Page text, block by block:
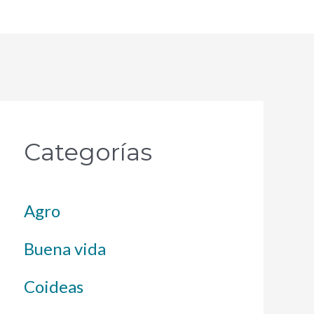
Categorías
Agro
Buena vida
Coideas